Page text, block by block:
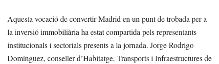
Aquesta vocació de convertir Madrid en un punt de trobada per a
la inversió immobiliària ha estat compartida pels representants
institucionals i sectorials presents a la jornada. Jorge Rodrigo
Domínguez, conseller d’Habitatge, Transports i Infraestructures de